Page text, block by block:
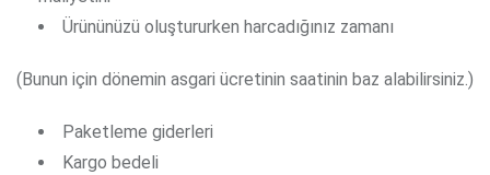
Ürününüzü oluştururken harcadığınız zamanı
(Bunun için dönemin asgari ücretinin saatinin baz alabilirsiniz.)
Paketleme giderleri
Kargo bedeli